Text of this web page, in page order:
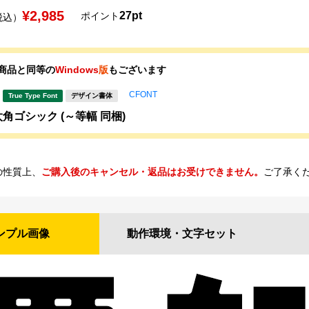
） ¥2,985 ポイント27pt
品と同等のWindows版もございます
True Type Font デザイン書体 CFONT
ゴシック (～等幅 同梱)
質上、 ご購入後のキャンセル・返品はお受けできません。 ご了承く
プル画像 動作環境・ 文字セット